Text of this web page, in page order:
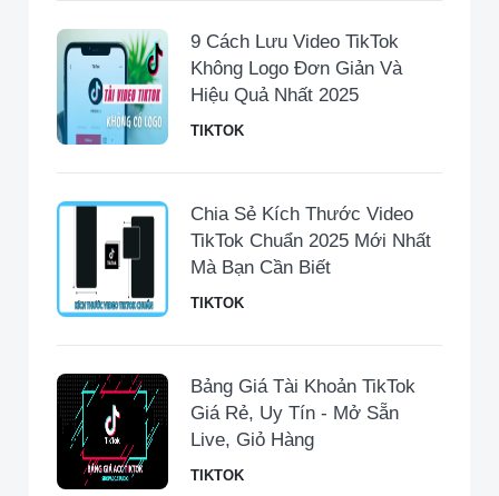
9 Cách Lưu Video TikTok
Không Logo Đơn Giản Và
Hiệu Quả Nhất 2025
TIKTOK
Chia Sẻ Kích Thước Video
TikTok Chuẩn 2025 Mới Nhất
Mà Bạn Cần Biết
TIKTOK
Bảng Giá Tài Khoản TikTok
Giá Rẻ, Uy Tín - Mở Sẵn
Live, Giỏ Hàng
TIKTOK